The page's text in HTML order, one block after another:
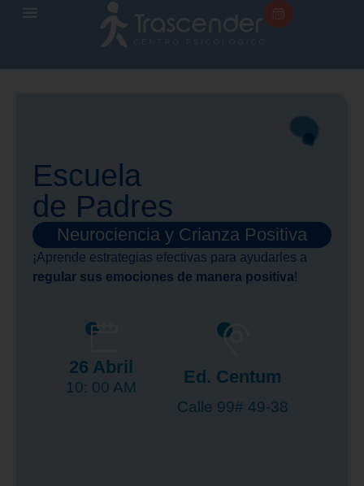
Escuela
de Padres
Neurociencia y Crianza Positiva
¡Aprende estrategias efectivas para ayudarles a
regular sus emociones de manera positiva!
26 Abril
10: 00 AM
Ed. Centum
Calle 99# 49-38